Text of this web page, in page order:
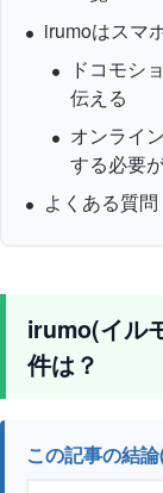
irumoはスマ
ドコモシ
伝える
オンライ
する必要
よくある質問
irumo(イル
件は？
この記事の結